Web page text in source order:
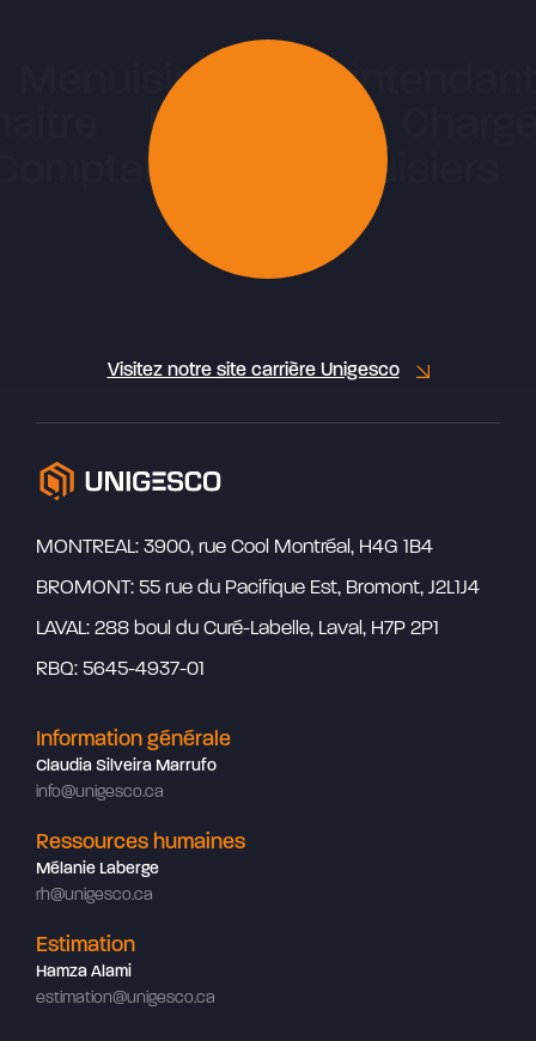
Visitez notre site carrière Unigesco
MONTREAL: 3900, rue Cool Montréal, H4G 1B4
BROMONT: 55 rue du Pacifique Est, Bromont, J2L1J4
LAVAL: 288 boul du Curé-Labelle, Laval, H7P 2P1
RBQ: 5645-4937-01
Information générale
Claudia Silveira Marrufo
info@unigesco.ca
Ressources humaines
Mélanie Laberge
rh@unigesco.ca
Estimation
Hamza Alami
estimation@unigesco.ca